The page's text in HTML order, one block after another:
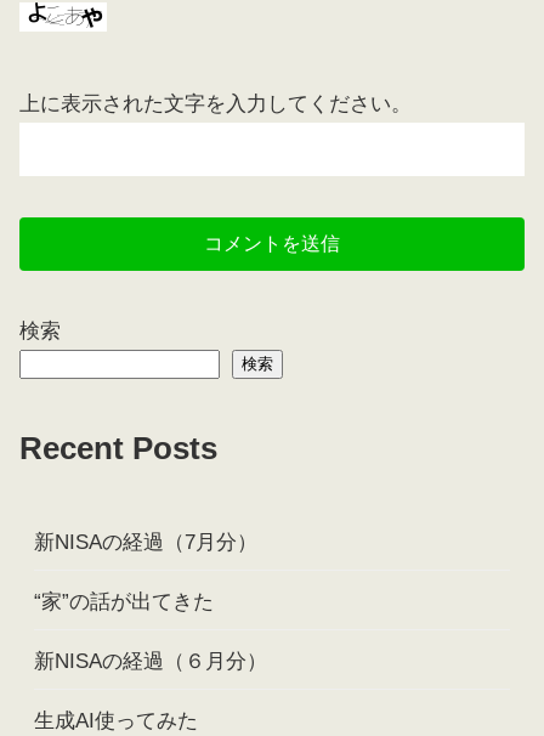
上に表示された文字を入力してください。
検索
検索
Recent Posts
新NISAの経過（7月分）
“家”の話が出てきた
新NISAの経過（６月分）
生成AI使ってみた